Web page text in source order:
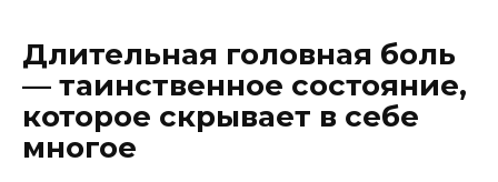
Длительная головная боль
— таинственное состояние,
которое скрывает в себе
многое